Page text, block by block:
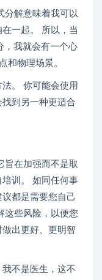
分解意味着我可以
一起。 所以，当
，我就会有一个心
和物理场景。
。 你可能会使用
到另一种更适合
旨在加强而不是取
训。 如同任何事
都是需要您自己
这些风险，以便您
出更好、更明智
不是医生，这不